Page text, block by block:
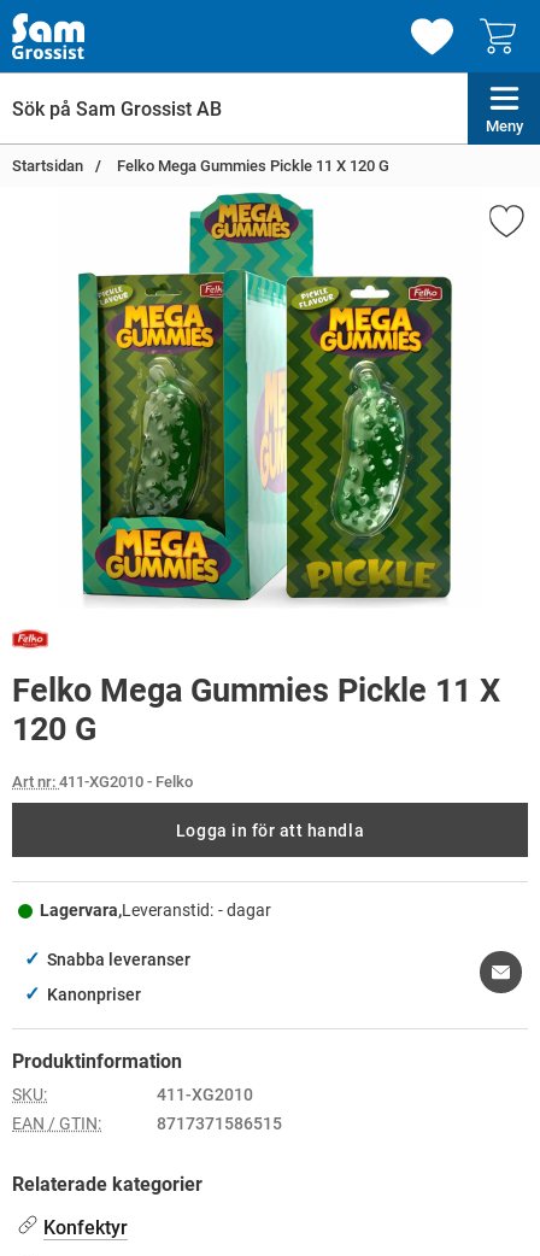
Meny
Startsidan Felko Mega Gummies Pickle 11 X 120 G
Felko Mega Gummies Pickle 11 X
120 G
Art nr: 411-XG2010 - Felko
Logga in för att handla
Lagervara,Leveranstid: - dagar
✓ Snabba leveranser
✓ Kanonpriser
Produktinformation
SKU:
411-XG2010
EAN / GTIN:
8717371586515
Relaterade kategorier
Konfektyr